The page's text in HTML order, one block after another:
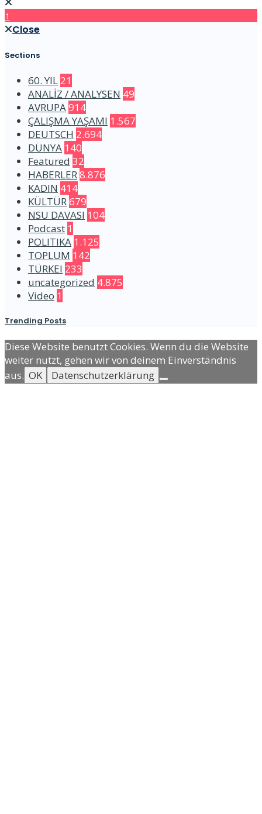
↑
Close
Sections
60. YIL 21
ANALİZ / ANALYSEN 49
AVRUPA914
ÇALIŞMA YAŞAMI 1.567
DEUTSCH 2.694
DÜNYA 140
Featured 32
HABERLER8.876
KADIN 414
KÜLTÜR679
NSU DAVASI 104
Podcast 1
POLITIKA 1.125
TOPLUM 142
TÜRKEI 233
uncategorized 4.875
Video 1
Trending Posts
Diese Website benutzt Cookies. Wenn du die Website
weiter nutzt, gehen wir von deinem Einverständnis
aus. OK Datenschutzerklärung